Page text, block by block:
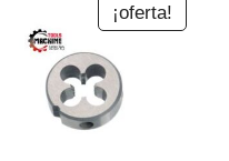
¡oferta!